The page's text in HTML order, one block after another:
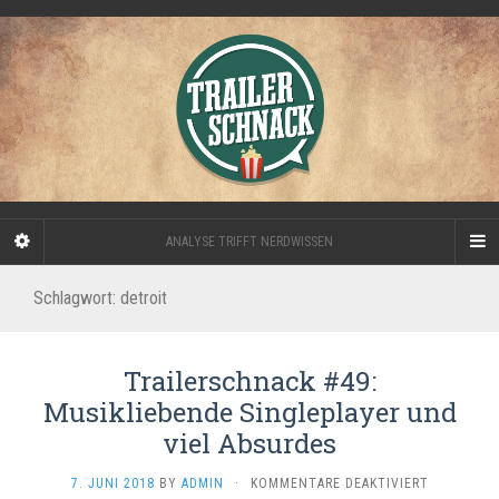
ANALYSE TRIFFT NERDWISSEN
Schlagwort: detroit
Trailerschnack #49:
Musikliebende Singleplayer und
viel Absurdes
7. JUNI 2018 BY ADMIN · KOMMENTARE DEAKTIVIERT